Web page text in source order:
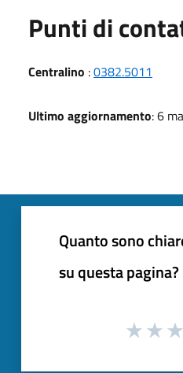
Punti di
Centralino :0382.5011
Ultimo aggiornamento: 6
Quanto sono
su questa pagina?